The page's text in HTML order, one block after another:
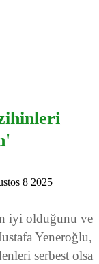
8 2025
iyi olduğunu ve
Yeneroğlu,
serbest olsa